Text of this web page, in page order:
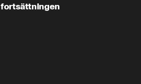
fortsättningen